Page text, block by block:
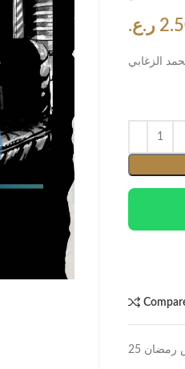
ر.ع.
الزغابي